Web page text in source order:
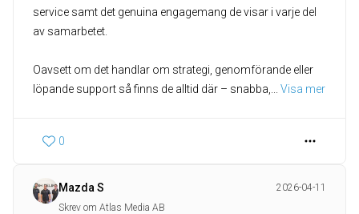
service samt det genuina engagemang de visar i varje del
av samarbetet.
Oavsett om det handlar om strategi, genomförande eller
löpande support så finns de alltid där – snabba,
Visa mer
0
Mazda S
2026-04-11
Skrev om Atlas Media AB